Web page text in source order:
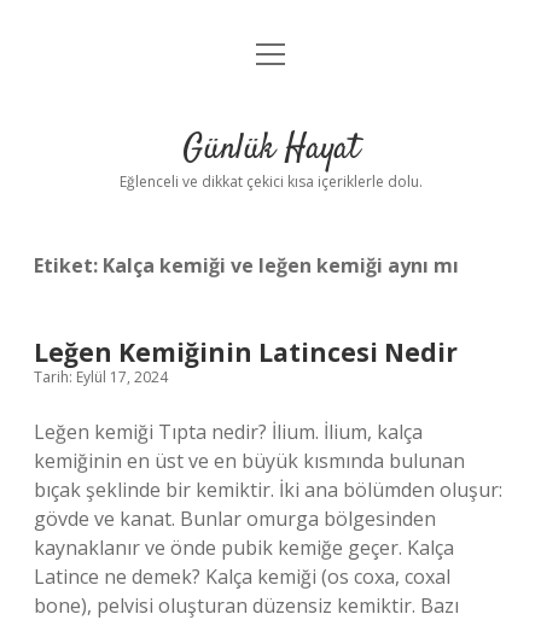
Anasayfa
Yasal Uyarı
menüyü
Günlük Hayat
Eğlenceli ve dikkat çekici kısa içeriklerle dolu.
Etiket: Kalça kemiği ve leğen kemiği aynı mı
Leğen Kemiğinin Latincesi Nedir
Tarih: Eylül 17, 2024
Leğen kemiği Tıpta nedir? İlium. İlium, kalça
kemiğinin en üst ve en büyük kısmında bulunan
bıçak şeklinde bir kemiktir. İki ana bölümden oluşur:
gövde ve kanat. Bunlar omurga bölgesinden
kaynaklanır ve önde pubik kemiğe geçer. Kalça
Latince ne demek? Kalça kemiği (os coxa, coxal
bone), pelvisi oluşturan düzensiz kemiktir. Bazı